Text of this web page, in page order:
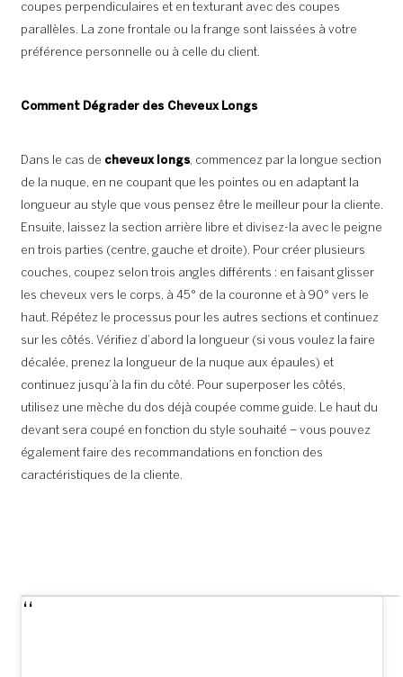
coupes perpendiculaires et en texturant avec des coupes
parallèles. La zone frontale ou la frange sont laissées à votre
préférence personnelle ou à celle du client.
Comment Dégrader des Cheveux Longs
Dans le cas de cheveux longs, commencez par la longue section
de la nuque, en ne coupant que les pointes ou en adaptant la
longueur au style que vous pensez être le meilleur pour la cliente.
Ensuite, laissez la section arrière libre et divisez-la avec le peigne
en trois parties (centre, gauche et droite). Pour créer plusieurs
couches, coupez selon trois angles différents : en faisant glisser
les cheveux vers le corps, à 45° de la couronne et à 90° vers le
haut. Répétez le processus pour les autres sections et continuez
sur les côtés. Vérifiez d’abord la longueur (si vous voulez la faire
décalée, prenez la longueur de la nuque aux épaules) et
continuez jusqu’à la fin du côté. Pour superposer les côtés,
utilisez une mèche du dos déjà coupée comme guide. Le haut du
devant sera coupé en fonction du style souhaité – vous pouvez
également faire des recommandations en fonction des
caractéristiques de la cliente.